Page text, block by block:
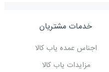
خدمات مشتریان
اجناس عمده یاب کالا
مزایدات یاب کالا